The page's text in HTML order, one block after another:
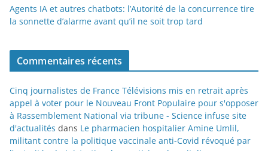
Agents IA et autres chatbots: l’Autorité de la concurrence tire
la sonnette d’alarme avant qu’il ne soit trop tard
Commentaires récents
Cinq journalistes de France Télévisions mis en retrait après
appel à voter pour le Nouveau Front Populaire pour s'opposer
à Rassemblement National via tribune - Science infuse site
d'actualités dans Le pharmacien hospitalier Amine Umlil,
militant contre la politique vaccinale anti-Covid révoqué par